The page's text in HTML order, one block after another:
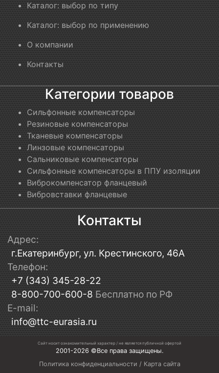
Каталог: выбор по типу
Каталог: выбор по применению
О компании
Контакты
Категории товаров
Сильфонные компенсаторы
Резиновые компенсаторы
Тканевые компенсаторы
Линзовые компенсаторы
Сальниковые компенсаторы
Сильфонные компенсаторы в ППУ изоляции
Виброкомпенсатор фланцевый
Вибровставки фланцевые
Контакты
Адрес:
г.Екатеринбург, ул. Крестинского, 46А
Телефон:
+7 (343) 345-28-22
8-800-700-600-8 Бесплатно по РФ
E-mail:
info@ttc-eurasia.ru
Сайт носит ознакомительный характер / не является публичной офертой
2001-2026 ©Все права защищены.
Политика конфиденциальности / Карта сайта